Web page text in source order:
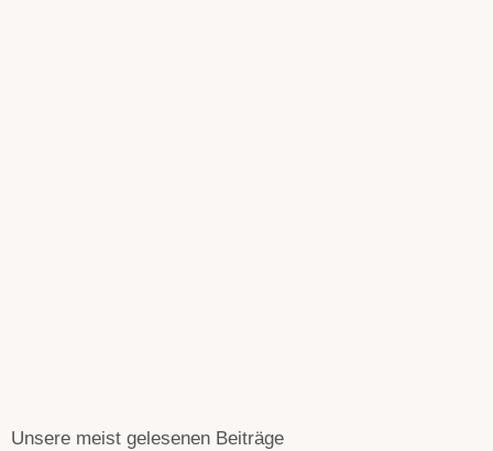
Unsere meist gelesenen Beiträge